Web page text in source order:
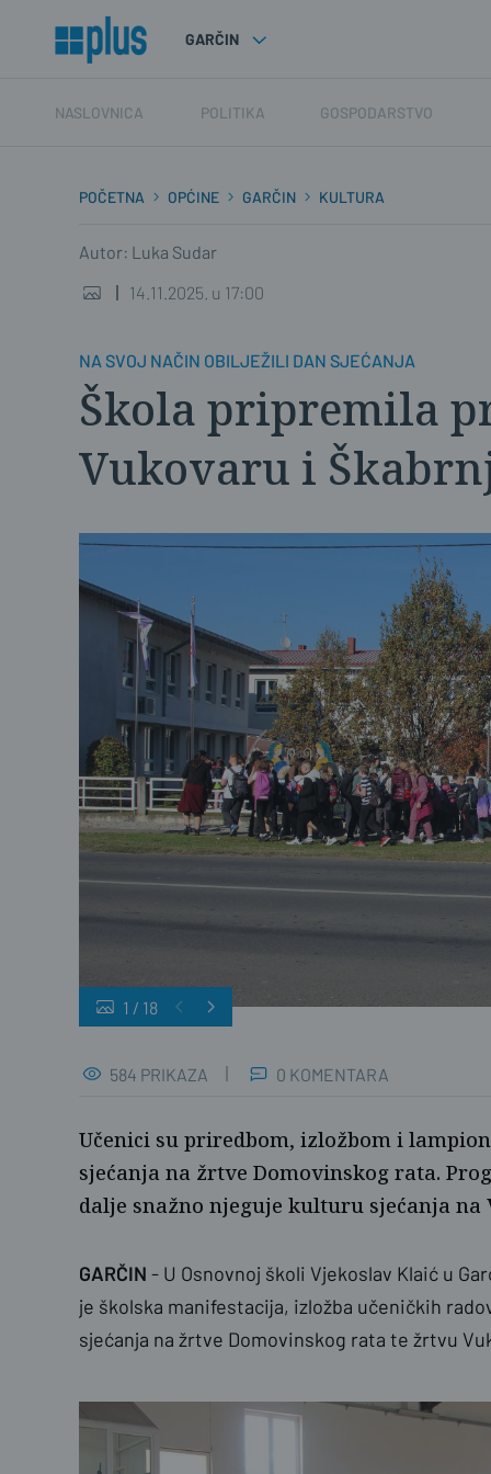
GARČIN
NASLOVNICA POLITIKA GOSPODARSTVO
POČETNA OPĆINE GARČIN KULTURA
Autor: Luka Sudar
14.11.2025. u 17:00
NA SVOJ NAČIN OBILJEŽILI DAN SJEĆANJA
Škola pripremila
Vukovaru i
1 / 18
584 PRIKAZA 0 KOMENTARA
Učenici su priredbom, izložbom i
sjećanja na žrtve Domovinskog rata.
dalje snažno njeguje kulturu sjećanja na
GARČIN - U Osnovnoj školi Vjekoslav Klaić u
je školska manifestacija, izložba učeničkih
sjećanja na žrtve Domovinskog rata te žrtvu